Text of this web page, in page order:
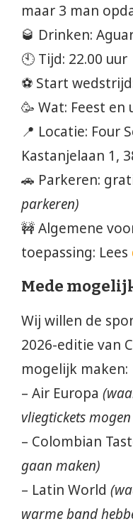
maar 3 man
🥃 Drinken:
🕙 Tijd: 22.00 uur
⚽ Start
🥳 Wat: Feest
📍 Locatie: Four
Kastanjelaan 1,
🚗 Parkeren:
parkeren)
🚧 Algemene
toepassing: Lees
Mede
Wij willen de
2026-editie van
mogelijk maken:
– Air Europa
vliegtickets
– Colombian
gaan maken)
– Latin World
warme band